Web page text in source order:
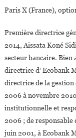
Paris X (France),
Première directrice
2014, Aissata Koné
secteur bancaire. Bien
directrice d’ Ecobank
directrice de la gestion
2006 à novembre
institutionnelle et
2006 ; de responsable
juin 2001, à Ecobank